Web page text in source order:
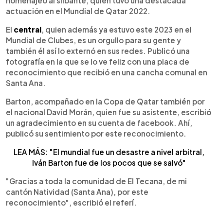
actuación en el Mundial de Qatar 2022.
El central, quien además ya estuvo este 2023 en el
Mundial de Clubes, es un orgullo para su gente y
también él así lo externó en sus redes. Publicó una
fotografía en la que se lo ve feliz con una placa de
reconocimiento que recibió en una cancha comunal en
Santa Ana.
Barton, acompañado en la Copa de Qatar también por
el nacional David Morán, quien fue su asistente, escribió
un agradecimiento en su cuenta de facebook. Ahí,
publicó su sentimiento por este reconocimiento.
LEA MÁS: "El mundial fue un desastre a nivel arbitral,
Iván Barton fue de los pocos que se salvó"
"Gracias a toda la comunidad de El Tecana, de mi
cantón Natividad (Santa Ana), por este
reconocimiento", escribió el referí.